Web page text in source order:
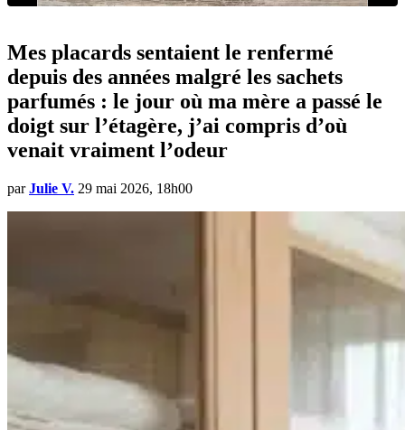
Mes placards sentaient le renfermé
depuis des années malgré les sachets
parfumés : le jour où ma mère a passé le
doigt sur l’étagère, j’ai compris d’où
venait vraiment l’odeur
par Julie V. 29 mai 2026, 18h00